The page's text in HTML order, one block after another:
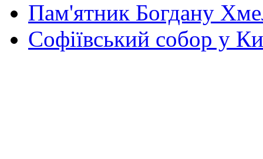
Пам'ятник Богдану
Софіївський собор у